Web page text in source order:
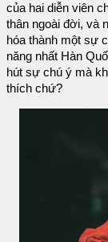
của hai diễn viên
thân ngoài đời, và
hóa thành một sự
năng nhất Hàn
hút sự chú ý mà
thích chứ?